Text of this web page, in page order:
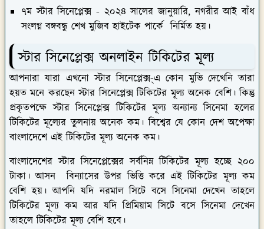
৭ম স্টার সিনেপ্লেক্স - ২০২৪ সালের জানুয়ারি, নগরীর আই বাঁধ
সংলগ্ন বঙ্গবন্ধু শেখ মুজিব হাইটেক পার্কে নির্মিত হয়।
স্টার সিনেপ্লেক্স অনলাইন টিকিটের মূল্য
আপনারা যারা এখনো স্টার সিনেপ্লেক্স-্এ কোন মুভি দেখেনি তারা
হয়ত মনে করছেন স্টার সিনেপ্লেক্স টিকিটের মূল্য অনেক বেশি। কিন্তু
প্রকৃতপক্ষে স্টার সিনেপ্লেক্স টিকিটের মূল্য অন্যান্য সিনেমা হলের
টিকিটের মূল্যের তুলনায় অনেক কম। বিশ্বের যে কোন দেশ অপেক্ষা
বাংলাদেশে এই টিকিটের মূল্য অনেক কম।
বাংলাদেশের স্টার সিনেপ্লেক্সের সর্বনিম্ন টিকিটের মূল্য হচ্ছে ২০০
টাকা। আসন বিন্যাসের উপর ভিত্তি করে এই টিকিটের মূল্য কম
বেশি হয়। আপনি যদি নরমাল সিটে বসে সিনেমা দেখেন তাহলে
টিকিটের মূল্য কম আর যদি প্রিমিয়াম সিটে বসে সিনেমা দেখেন
তাহলে টিকিটের মূল্য বেশি হবে।